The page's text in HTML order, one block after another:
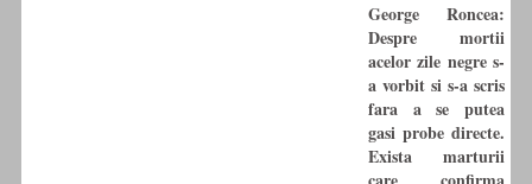
George Roncea:
Despre mortii
acelor zile negre s-
a vorbit si s-a scris
fara a se putea
gasi probe directe.
Exista marturii